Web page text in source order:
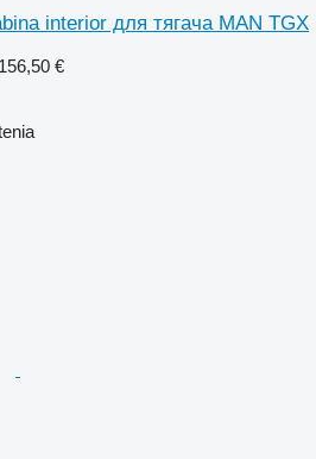
interior для тягача MAN TGX
€